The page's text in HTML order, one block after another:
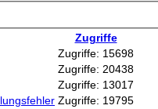
Zugriffe
Zugriffe: 15698
Zugriffe: 20438
Zugriffe: 13017
Zugriffe: 19795